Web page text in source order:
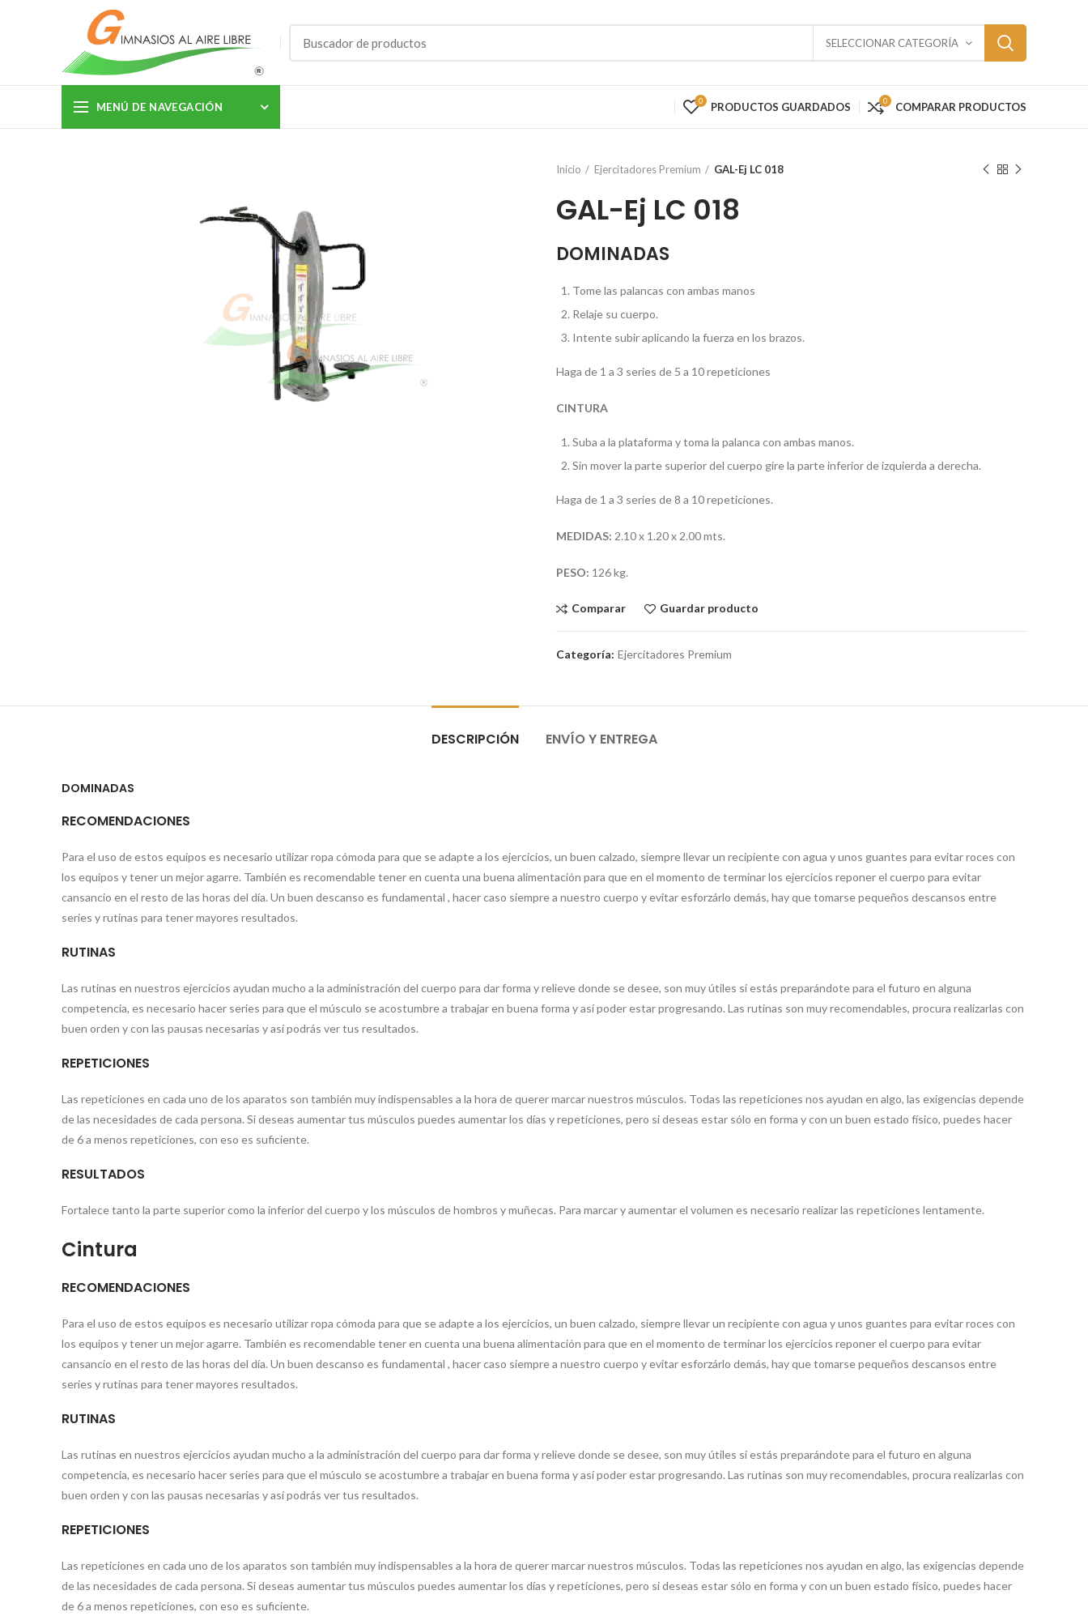
SELECCIONAR CATEGORÍA
MENÚ DE NAVEGACIÓN 0 PRODUCTOS GUARDADOS 0 COMPARAR PRODUCTOS
Inicio Ejercitadores Premium GAL-Ej LC 018
GAL-Ej LC 018
DOMINADAS
Tome las palancas con ambas manos
Relaje su cuerpo.
Intente subir aplicando la fuerza en los brazos.
Haga de 1 a 3 series de 5 a 10 repeticiones
CINTURA
Suba a la plataforma y toma la palanca con ambas manos.
Sin mover la parte superior del cuerpo gire la parte inferior de izquierda a derecha.
Haga de 1 a 3 series de 8 a 10 repeticiones.
MEDIDAS: 2.10 x 1.20 x 2.00 mts.
PESO: 126 kg.
Comparar Guardar producto
Categoría: Ejercitadores Premium
DESCRIPCIÓN ENVÍO Y ENTREGA
DOMINADAS
RECOMENDACIONES
Para el uso de estos equipos es necesario utilizar ropa cómoda para que se adapte a los ejercicios, un buen calzado, siempre llevar un recipiente con agua y unos guantes para evitar roces con
los equipos y tener un mejor agarre. También es recomendable tener en cuenta una buena alimentación para que en el momento de terminar los ejercicios reponer el cuerpo para evitar
cansancio en el resto de las horas del día. Un buen descanso es fundamental , hacer caso siempre a nuestro cuerpo y evitar esforzárlo demás, hay que tomarse pequeños descansos entre
series y rutinas para tener mayores resultados.
RUTINAS
Las rutinas en nuestros ejercicios ayudan mucho a la administración del cuerpo para dar forma y relieve donde se desee, son muy útiles si estás preparándote para el futuro en alguna
competencia, es necesario hacer series para que el músculo se acostumbre a trabajar en buena forma y así poder estar progresando. Las rutinas son muy recomendables, procura realizarlas con
buen orden y con las pausas necesarias y así podrás ver tus resultados.
REPETICIONES
Las repeticiones en cada uno de los aparatos son también muy indispensables a la hora de querer marcar nuestros músculos. Todas las repeticiones nos ayudan en algo, las exigencias depende
de las necesidades de cada persona. Si deseas aumentar tus músculos puedes aumentar los días y repeticiones, pero si deseas estar sólo en forma y con un buen estado físico, puedes hacer
de 6 a menos repeticiones, con eso es suficiente.
RESULTADOS
Fortalece tanto la parte superior como la inferior del cuerpo y los músculos de hombros y muñecas. Para marcar y aumentar el volumen es necesario realizar las repeticiones lentamente.
Cintura
RECOMENDACIONES
Para el uso de estos equipos es necesario utilizar ropa cómoda para que se adapte a los ejercicios, un buen calzado, siempre llevar un recipiente con agua y unos guantes para evitar roces con
los equipos y tener un mejor agarre. También es recomendable tener en cuenta una buena alimentación para que en el momento de terminar los ejercicios reponer el cuerpo para evitar
cansancio en el resto de las horas del día. Un buen descanso es fundamental , hacer caso siempre a nuestro cuerpo y evitar esforzárlo demás, hay que tomarse pequeños descansos entre
series y rutinas para tener mayores resultados.
RUTINAS
Las rutinas en nuestros ejercicios ayudan mucho a la administración del cuerpo para dar forma y relieve donde se desee, son muy útiles si estás preparándote para el futuro en alguna
competencia, es necesario hacer series para que el músculo se acostumbre a trabajar en buena forma y así poder estar progresando. Las rutinas son muy recomendables, procura realizarlas con
buen orden y con las pausas necesarias y así podrás ver tus resultados.
REPETICIONES
Las repeticiones en cada uno de los aparatos son también muy indispensables a la hora de querer marcar nuestros músculos. Todas las repeticiones nos ayudan en algo, las exigencias depende
de las necesidades de cada persona. Si deseas aumentar tus músculos puedes aumentar los días y repeticiones, pero si deseas estar sólo en forma y con un buen estado físico, puedes hacer
de 6 a menos repeticiones, con eso es suficiente.